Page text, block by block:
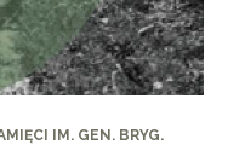
IM. GEN. BRYG.